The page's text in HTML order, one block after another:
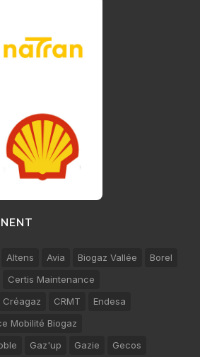
Altens Avia Biogaz Vallée
Borel
Certis Maintenance
Créagaz CRMT
Endesa
Mobilité Biogaz
Gaz'up Gazie Gecos